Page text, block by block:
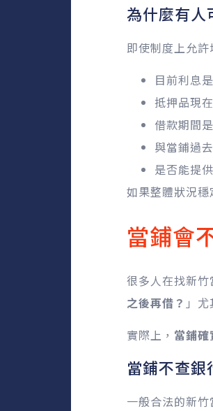
為什麼有人
即使制度上允
目前利息
抵押品現
借款期間
與當鋪過
是否能提
如果整體狀況
當鋪會
很多人在找新
之後再借？ 」
實際上， 當鋪
當鋪不查
一般合法的新